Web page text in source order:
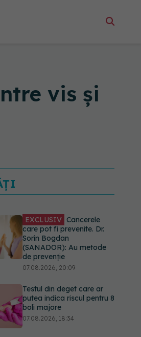
vis și
EXCLUSIV Cancerele
care pot fi prevenite. Dr.
Sorin Bogdan
(SANADOR): Au metode
de prevenție
07.08.2026, 20:09
Testul din deget care ar
putea indica riscul pentru 8
boli majore
07.08.2026, 18:34